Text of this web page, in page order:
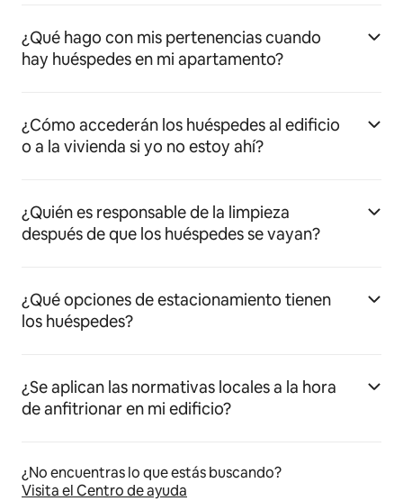
¿Qué hago con mis pertenencias cuando
hay huéspedes en mi apartamento?
¿Cómo accederán los huéspedes al edificio
o a la vivienda si yo no estoy ahí?
¿Quién es responsable de la limpieza
después de que los huéspedes se vayan?
¿Qué opciones de estacionamiento tienen
los huéspedes?
¿Se aplican las normativas locales a la hora
de anfitrionar en mi edificio?
¿No encuentras lo que estás buscando?
Visita el Centro de ayuda